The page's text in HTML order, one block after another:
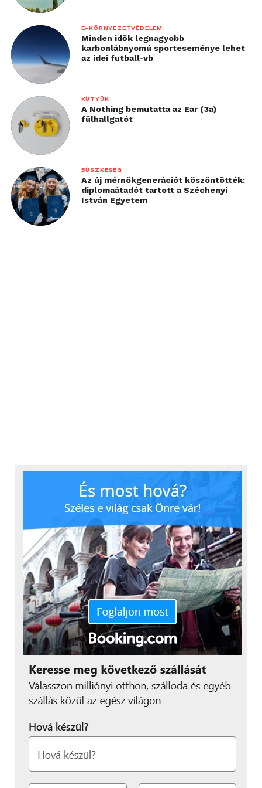
A ViewSonic M1X bekapcsolása
Az első bekapcsolás után 24 nyelv közül
kiválaszthatjuk ki a nekünk megfelelőt,
Beállítások:A projektorhoz kapcsolódó alapvető
beállítások kezelésének a helye. Itt lehet a WiFi-
kapcsolatot, a vetítési és képgeometriai adatokat
megadni, a fényerőt vagy az energiagazdálkodási
módokat finomhangolni.
funkció, amely a mobileszköz képernyőjének képét
jeleníti meg a kivetítőn. Tesztünk során iOS
E-KÖRNYEZETVÉDELEM
Minden idők legnagyobb
karbonlábnyomú sporteseménye lehet
az idei futball-vb
KÜTYÜK
A Nothing bemutatta az Ear (3a)
fülhallgatót
BÜSZKESÉG
Az új mérnökgenerációt köszöntötték:
diplomaátadót tartott a Széchenyi
István Egyetem